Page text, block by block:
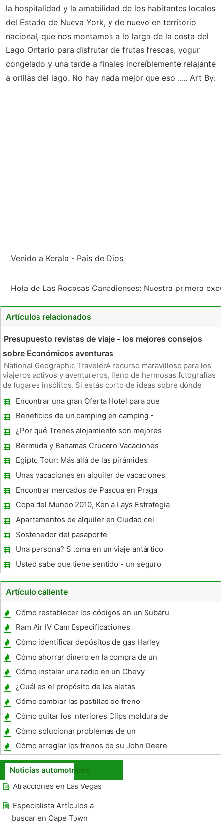
Venido a Kerala - País de Dios
Hola de Las Rocosas Canadienses: Nuestra primera
Artículos relacionados
Presupuesto revistas de viaje - los mejores consejos
sobre Económicos aventuras
National Geographic TravelerA recurso maravilloso para los
viajeros activos y aventureros, lleno de hermosas fotografías
de lugares insólitos. Si estás corto de ideas sobre dónde
inspirará a viajar por el mundo, con consejos sobre destinos n
Encontrar una gran Oferta Hotel para que
pueda permitirse unas vacaciones
Beneficios de un camping en camping -
Australia
¿Por qué Trenes alojamiento son mejores
que los hoteles
Bermuda y Bahamas Crucero Vacaciones
Egipto Tour: Más allá de las pirámides
Unas vacaciones en alquiler de vacaciones
en Gulf Shores - Uno que recordará
Encontrar mercados de Pascua en Praga
Copa del Mundo 2010, Kenia Lays Estrategia
para la comercialización
Apartamentos de alquiler en Ciudad del
Cabo a las necesidades de cada persona
Sostenedor del pasaporte
Una persona? S toma en un viaje antártico
Usted sabe que tiene sentido - un seguro
de viaje
Artículo caliente
Cómo restablecer los códigos en un Subaru
Ram Air IV Cam Especificaciones
Cómo identificar depósitos de gas Harley
Cómo ahorrar dinero en la compra de un
nuevo coche
Cómo instalar una radio en un Chevy
¿Cuál es el propósito de las aletas
adheridas a la culata del motor refrigerado
por aire?
Cómo cambiar las pastillas de freno
traseras en una Harley FLT 2006
Cómo quitar los interiores Clips moldura de
parabrisas de un '93 Mustang
Cómo solucionar problemas de un
Oldsmobile Royal 88
Cómo arreglar los frenos de su John Deere
450 Bulldozer
Noticias automotrices
Atracciones en Las Vegas
Especialista Artículos a
buscar en Cape Town